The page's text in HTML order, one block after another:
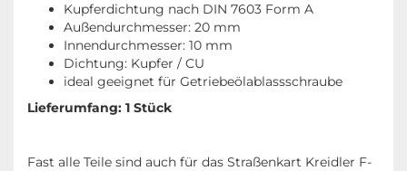
Kupferdichtung nach DIN 7603 Form A
Außendurchmesser: 20 mm
Innendurchmesser: 10 mm
Dichtung: Kupfer / CU
ideal geeignet für Getriebeölablassschraube
Lieferumfang: 1 Stück
Fast alle Teile sind auch für das Straßenkart Kreidler F-